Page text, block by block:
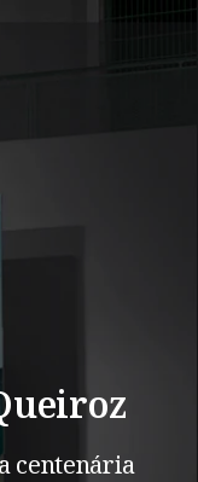
centenária